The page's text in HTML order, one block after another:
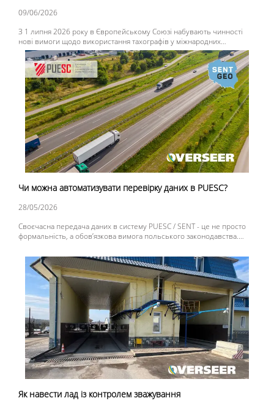
09/06/2026
З 1 липня 2026 року в Європейському Союзі набувають чинності
нові вимоги щодо використання тахографів у міжнародних
перевезеннях. Зміни запроваджуються в рамках Пакета мобільності
ЄС (Mobility Package) та поширюються на значну частину легкого
комерційного транспорту.
Чи можна автоматизувати перевірку даних в PUESC?
28/05/2026
Своєчасна передача даних в систему PUESC / SENT - це не просто
формальність, а обов’язкова вимога польського законодавства.
власнику транспортного засобу та водієві великими штрафами.
Як навести лад із контролем зважування